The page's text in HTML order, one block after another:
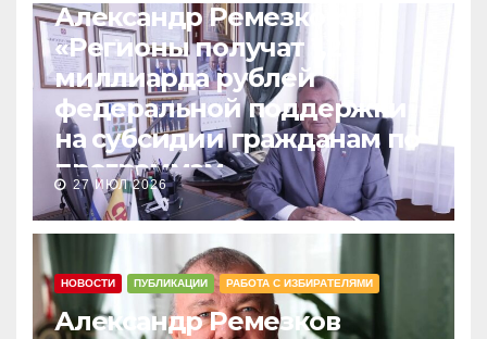
Александр Ремезков:
«Регионы получат 1,2
миллиарда рублей
федеральной поддержки
на субсидии гражданам по
программам
догазификации»
27 ИЮЛ 2026
НОВОСТИ ПУБЛИКАЦИИ РАБОТА С ИЗБИРАТЕЛЯМИ
Александр Ремезков